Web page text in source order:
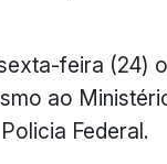
feira (24)
ao
Federal.